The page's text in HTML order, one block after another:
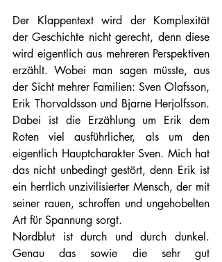
Der Klappentext wird der Komplexität
der Geschichte nicht gerecht, denn diese
wird eigentlich aus mehreren Perspektiven
erzählt. Wobei man sagen müsste, aus
der Sicht mehrer Familien: Sven Olafsson,
Erik Thorvaldsson und Bjarne Herjolfsson.
Dabei ist die Erzählung um Erik dem
Roten viel ausführlicher, als um den
eigentlich Hauptcharakter Sven. Mich hat
das nicht unbedingt gestört, denn Erik ist
ein herrlich unzivilisierter Mensch, der mit
seiner rauen, schroffen und ungehobelten
Art für Spannung sorgt.
Nordblut ist durch und durch dunkel.
Genau das sowie die sehr gut